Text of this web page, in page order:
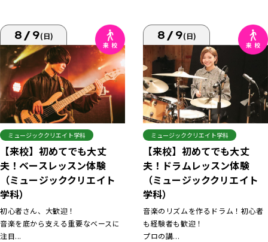
8/9(日)
ミュージッククリエイト学科
【来校】初めてでも大丈
夫！ベースレッスン体験
（ミュージッククリエイト
学科）
初心者さん、大歓迎！
音楽を底から支える重要なベースに
注目...
8/9(日)
ミュージッククリエイト学科
【来校】初めてでも大丈
夫！ドラムレッスン体験
（ミュージッククリエイト
学科）
音楽のリズムを作るドラム！初心者
も経験者も歓迎！
プロの講...